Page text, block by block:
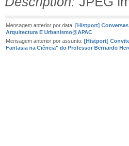
Mensagem anterior por data: [Histport]
Arquitectura E Urbanismo@APAC
Mensagem anterior por assunto: [Histport]
Fantasia na Ciência" do Professor Bernardo